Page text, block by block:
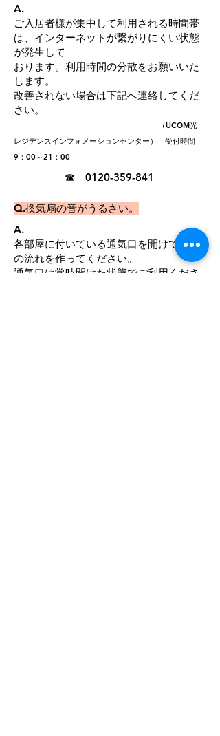
A.
ご入居者様が集中して利用される時間帯
は、インターネットが繋がりにくい状態
が発生して
​おります。利用時間の分散をお願いいた
します。
​改善されない場合は下記へ連絡してくだ
さい。
（UCOM光
レジデンスインフォメーションセンター） 受付時間
9：00～21：00
☎ 0120-359-841
​Q.換気扇の音がうるさい。
A.
各部屋に付いている通気口を開けて空気
の流れを作ってください。
​通気口は常時開けた状態でご利用くださ